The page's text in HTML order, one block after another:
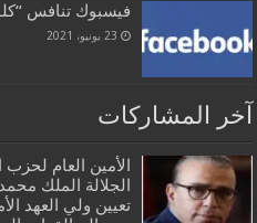
فيسبوك تنافس
23 يونيو، 2021
آخر المشاركات
الأمين العام
الجلالة الملك
تعيين ولي العهد